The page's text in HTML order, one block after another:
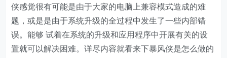
侠感觉很有可能是由于大家的电脑上兼容模式造成的难
题，或是是由于系统升级的全过程中发生了一些内部错
误。能够 试着在系统的升级和应用程序中开展有关的设
置就可以解决困难。详尽内容就看来下暴风侠是怎么做的